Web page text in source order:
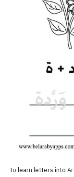
To learn letters into